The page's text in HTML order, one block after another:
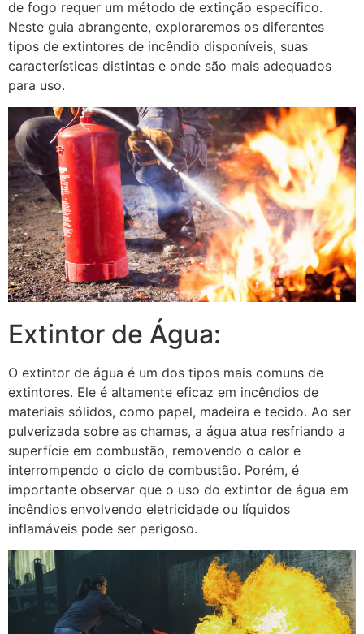
de fogo requer um método de extinção específico.
Neste guia abrangente, exploraremos os diferentes
tipos de extintores de incêndio disponíveis, suas
características distintas e onde são mais adequados
para uso.
Extintor de Água:
O extintor de água é um dos tipos mais comuns de
extintores. Ele é altamente eficaz em incêndios de
materiais sólidos, como papel, madeira e tecido. Ao ser
pulverizada sobre as chamas, a água atua resfriando a
superfície em combustão, removendo o calor e
interrompendo o ciclo de combustão. Porém, é
importante observar que o uso do extintor de água em
incêndios envolvendo eletricidade ou líquidos
inflamáveis pode ser perigoso.